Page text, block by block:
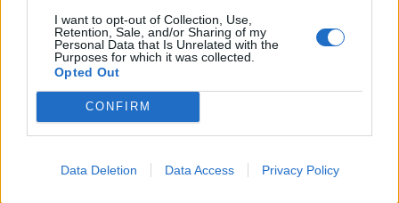
I want to opt-out of Collection, Use,
Retention, Sale, and/or Sharing of my
Personal Data that Is Unrelated with the
Purposes for which it was collected.
Opted Out
CONFIRM
Data Deletion Data Access Privacy Policy
Staran luetuimmat
1